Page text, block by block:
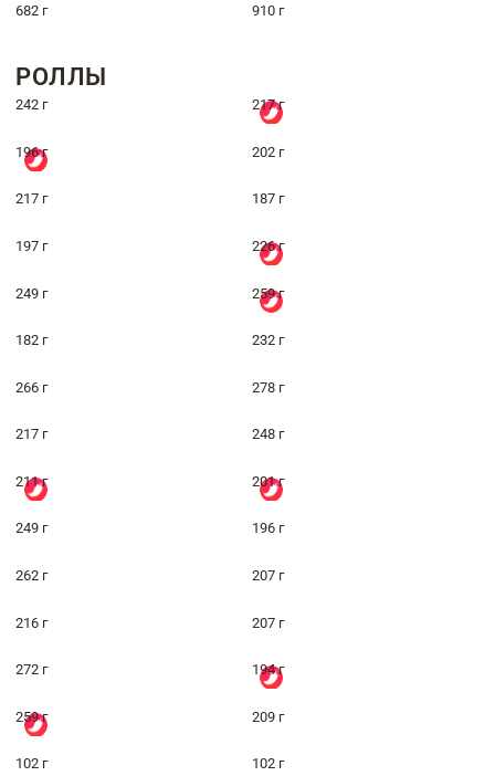
682 г 910 г
РОЛЛЫ
242 г 217 г
196 г 202 г
217 г 187 г
197 г 226 г
249 г 259 г
182 г 232 г
266 г 278 г
217 г 248 г
211 г 201 г
249 г 196 г
262 г 207 г
216 г 207 г
272 г 194 г
259 г 209 г
102 г 102 г